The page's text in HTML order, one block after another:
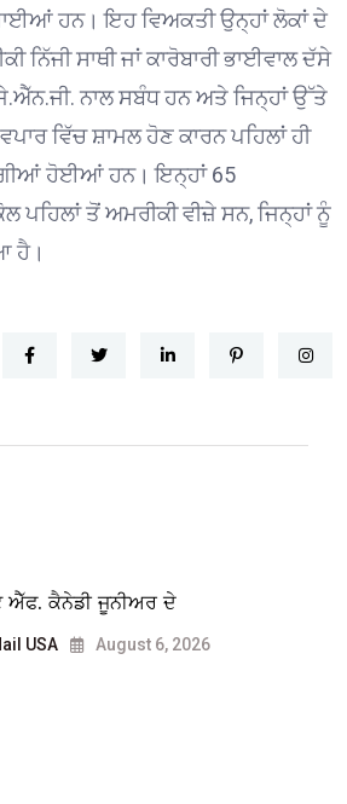
ਹਨ। ਇਹ ਵਿਅਕਤੀ ਉਨ੍ਹਾਂ ਲੋਕਾਂ ਦੇ
ਨਿੱਜੀ ਸਾਥੀ ਜਾਂ ਕਾਰੋਬਾਰੀ ਭਾਈਵਾਲ ਦੱਸੇ
ਨਾਲ ਸਬੰਧ ਹਨ ਅਤੇ ਜਿਨ੍ਹਾਂ ਉੱਤੇ
ਵਿੱਚ ਸ਼ਾਮਲ ਹੋਣ ਕਾਰਨ ਪਹਿਲਾਂ ਹੀ
ਹੋਈਆਂ ਹਨ। ਇਨ੍ਹਾਂ 65
ਪਹਿਲਾਂ ਤੋਂ ਅਮਰੀਕੀ ਵੀਜ਼ੇ ਸਨ, ਜਿਨ੍ਹਾਂ ਨੂੰ
ਹੈ।
ਐੱਫ. ਕੈਨੇਡੀ ਜੂਨੀਅਰ ਦੇ
USA August 6, 2026